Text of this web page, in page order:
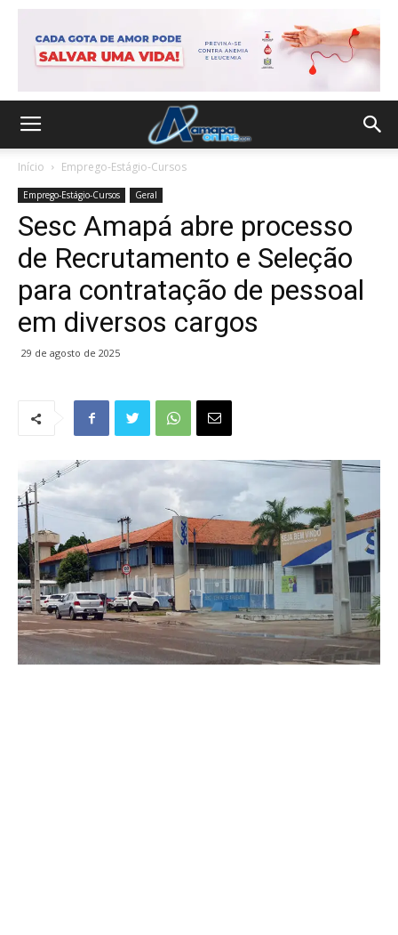
Início Emprego-Estágio-Cursos
Emprego-Estágio-Cursos Geral
Sesc Amapá abre processo
de Recrutamento e Seleção
para contratação de pessoal
em diversos cargos
29 de agosto de 2025